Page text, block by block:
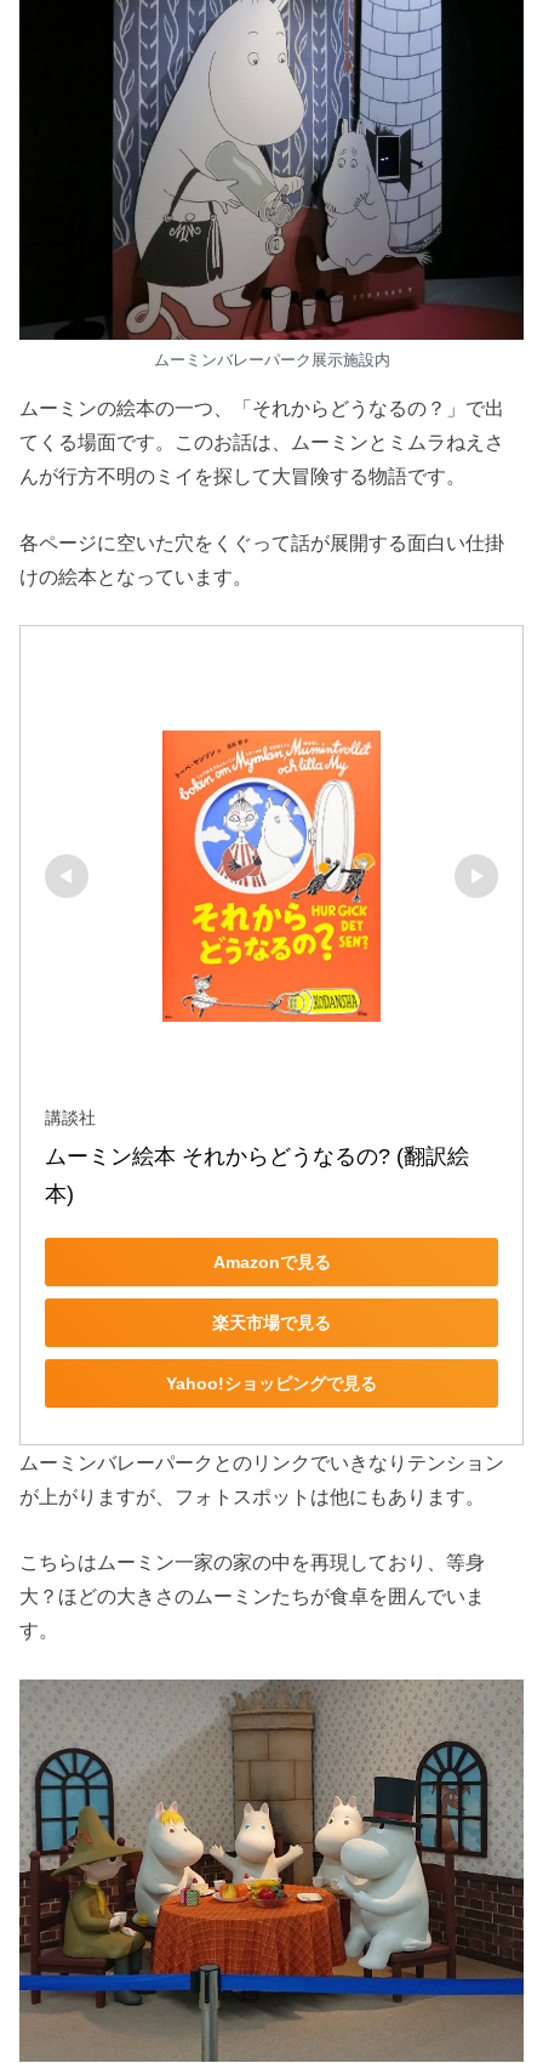
ムーミンバレーパーク展示施設内
ムーミンの絵本の一つ、「それからどうなるの？」で出
てくる場面です。このお話は、ムーミンとミムラねえさ
んが行方不明のミイを探して大冒険する物語です。
各ページに空いた穴をくぐって話が展開する面白い仕掛
けの絵本となっています。
講談社
ムーミン絵本 それからどうなるの? (翻訳絵
本)
Amazonで見る
楽天市場で見る
Yahoo!ショッピングで見る
ムーミンバレーパークとのリンクでいきなりテンション
が上がりますが、フォトスポットは他にもあります。
こちらはムーミン一家の家の中を再現しており、等身
大？ほどの大きさのムーミンたちが食卓を囲んでいま
す。